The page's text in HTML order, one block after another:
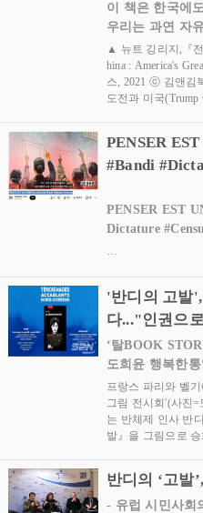
이 책은 한국에
우리는 과연 자
▲ 뉴트 깅리지,『
hina : America's
스, 2021 ⓒ 김앤김
도전과 미국
PENSER
#Bandi
PENSER EST
Dictature
…
'반디의 고발
다..."인권으
‘탈BOOK
도희윤 행복한
프랑스 파리와 벨
그림 전시회'(사진=
는 반체제 인사 반
발』을 그림으로
반디의 ‘고발
- 유럽 시민사회